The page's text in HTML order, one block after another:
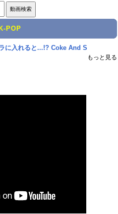
K-POP
に入れると...!? Coke And S
もっと見る